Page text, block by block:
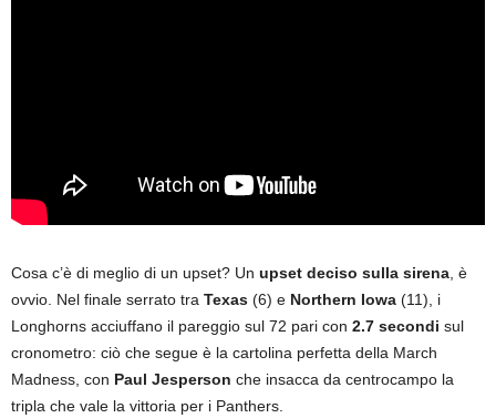
Cosa c’è di meglio di un upset? Un upset deciso sulla sirena, è
ovvio. Nel finale serrato tra Texas (6) e Northern Iowa (11), i
Longhorns acciuffano il pareggio sul 72 pari con 2.7 secondi sul
cronometro: ciò che segue è la cartolina perfetta della March
Madness, con Paul Jesperson che insacca da centrocampo la
tripla che vale la vittoria per i Panthers.